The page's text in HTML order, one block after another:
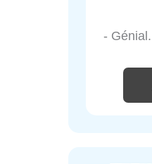
- Génial.